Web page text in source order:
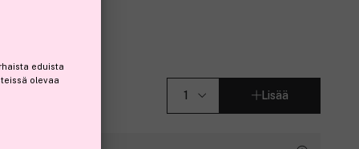
10 kpl
Lisää
eduista
olevaa